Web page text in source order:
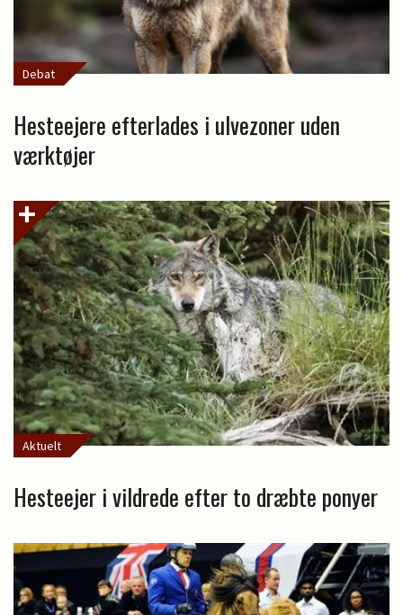
Debat
Hesteejere efterlades i ulvezoner uden
værktøjer
Aktuelt
Hesteejer i vildrede efter to dræbte ponyer